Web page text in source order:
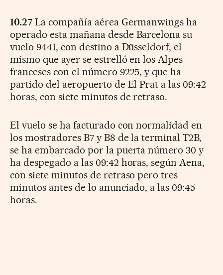
10.27 La compañía aérea Germanwings ha
operado esta mañana desde Barcelona su
vuelo 9441, con destino a Düsseldorf, el
mismo que ayer se estrelló en los Alpes
franceses con el número 9225, y que ha
partido del aeropuerto de El Prat a las 09:42
horas, con siete minutos de retraso.
El vuelo se ha facturado con normalidad en
los mostradores B7 y B8 de la terminal T2B,
se ha embarcado por la puerta número 30 y
ha despegado a las 09:42 horas, según Aena,
con siete minutos de retraso pero tres
minutos antes de lo anunciado, a las 09:45
horas.